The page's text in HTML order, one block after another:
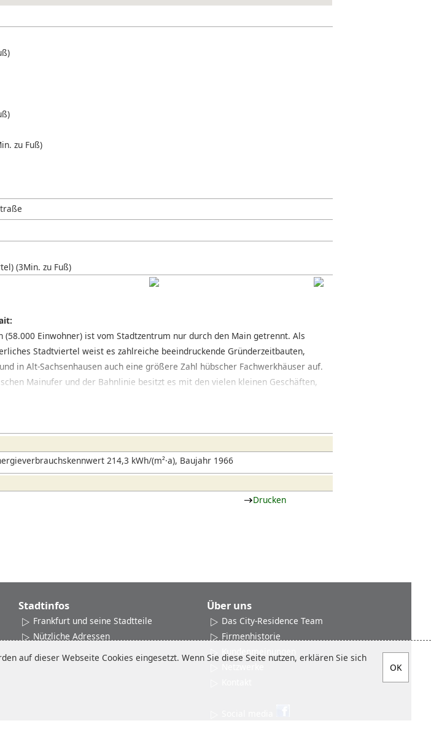
zu Fuß)
(3Min. zu Fuß)
(58.000 Einwohner) ist vom Stadtzentrum nur durch den Main getrennt. Als
Stadtviertel weist es zahlreiche beeindruckende Gründerzeitbauten,
in Alt-Sachsenhausen auch eine größere Zahl hübscher Fachwerkhäuser auf.
Mainufer und der Bahnlinie besitzt es mit den vielen kleinen Geschäften,
214,3 kWh/(m²·a), Baujahr 1966
Drucken
Stadtinfos
Frankfurt und seine Stadtteile
Nützliche Adressen
Über uns
Das City-Residence Team
Firmenhistorie
Kundenmeinungen
auf dieser Webseite Cookies eingesetzt. Wenn Sie diese Seite nutzen, erklären Sie sich